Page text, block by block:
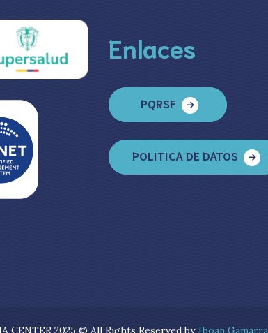
Enlaces
PQRSF
POLITICA DE DATOS
CENTER 2025 © All Rights Reserved byJhoan Gamarra